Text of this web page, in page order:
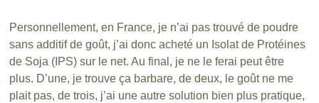
Personnellement, en France, je n’ai pas trouvé de poudre
sans additif de goût, j’ai donc acheté un Isolat de Protéines
de Soja (IPS) sur le net. Au final, je ne le ferai peut être
plus. D’une, je trouve ça barbare, de deux, le goût ne me
plait pas, de trois, j’ai une autre solution bien plus pratique,